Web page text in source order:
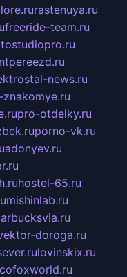
rastenuya.ru
freeride-team.ru
news.ru
pro-otdelky.ru
porno-vk.ru
adonyev.ru
hostel-65.ru
mishinlab.ru
doroga.ru
lovinskix.ru